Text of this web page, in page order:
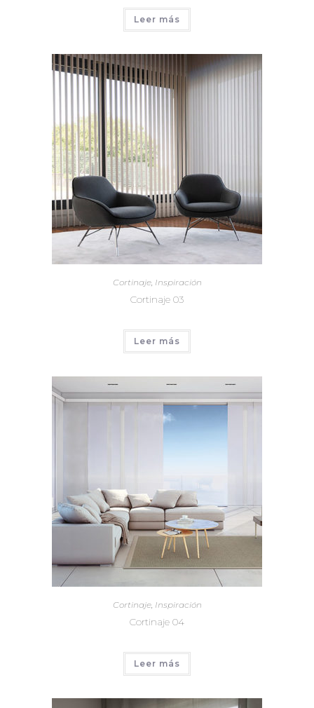
Leer más
Cortinaje, Inspiración
Cortinaje 03
Leer más
Cortinaje, Inspiración
Cortinaje 04
Leer más